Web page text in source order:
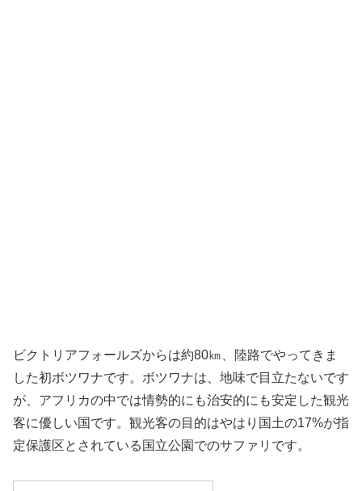
ビクトリアフォールズからは約80㎞、陸路でやってきま
した初ボツワナです。ボツワナは、地味で目立たないです
が、アフリカの中では情勢的にも治安的にも安定した観光
客に優しい国です。観光客の目的はやはり国土の17%が指
定保護区とされている国立公園でのサファリです。